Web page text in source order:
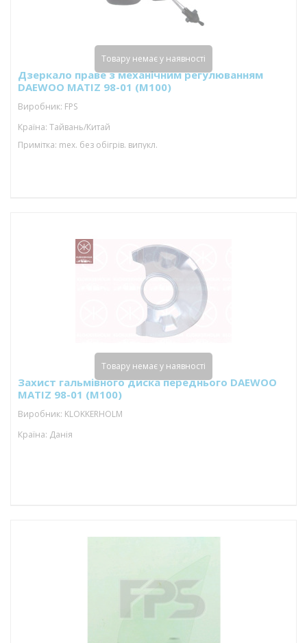
Дзеркало праве з механічним регулюванням
DAEWOO MATIZ 98-01 (M100)
Виробник: FPS
Країна: Тайвань/Китай
Примітка: mex. без обігрів. випукл.
Товару немає у наявності
Захист гальмівного диска переднього DAEWOO
MATIZ 98-01 (M100)
Виробник: KLOKKERHOLM
Країна: Данія
Товару немає у наявності